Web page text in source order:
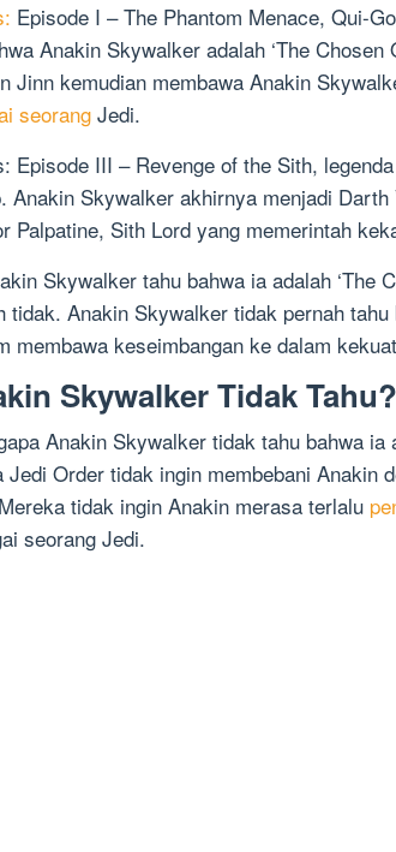
Episode I – The Phantom Menace, Qui-
Anakin Skywalker adalah ‘The Chosen
Jinn kemudian membawa Anakin
seorangJedi.
Episode III – Revenge of the Sith, legenda
Anakin Skywalker akhirnya menjadi Darth
Palpatine, Sith Lord yang memerintah
Skywalker tahu bahwa ia adalah ‘The
tidak. Anakin Skywalker tidak pernah
membawa keseimbangan ke dalam
Skywalker Tidak Tahu?
Anakin Skywalker tidak tahu bahwa ia
Jedi Order tidak ingin membebani Anakin
tidak ingin Anakin merasa terlalu
seorang Jedi.